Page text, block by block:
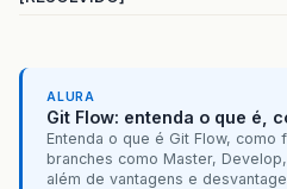
ALURA
Git Flow: entenda o que é,
Entenda o que é Git Flow, como
branches como Master,
além de vantagens e